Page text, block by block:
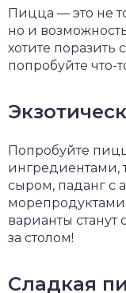
Пицца — это не
но и
хотите
попробуйте что-
Попробуйте
ингредиентами,
сыром, паданг с
варианты
за столом!
Сладкая